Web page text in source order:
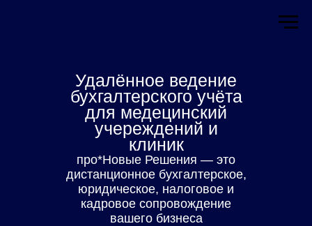
Удалённое ведение
бухгалтерского учёта
для медецинский
учереждений и
клиник
про*Новые Решения — это
дистанционное бухгалтерское,
юридическое, налоговое и
кадровое сопровождение
вашего бизнеса